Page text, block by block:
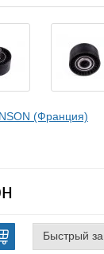
(Франция)
Быстрый